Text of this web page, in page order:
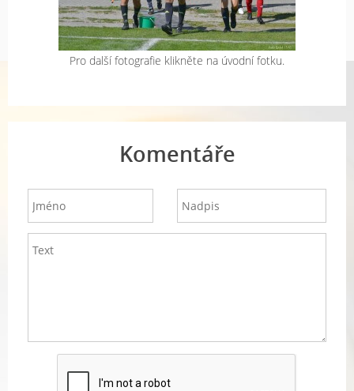
Pro další fotografie klikněte na úvodní fotku.
Komentáře